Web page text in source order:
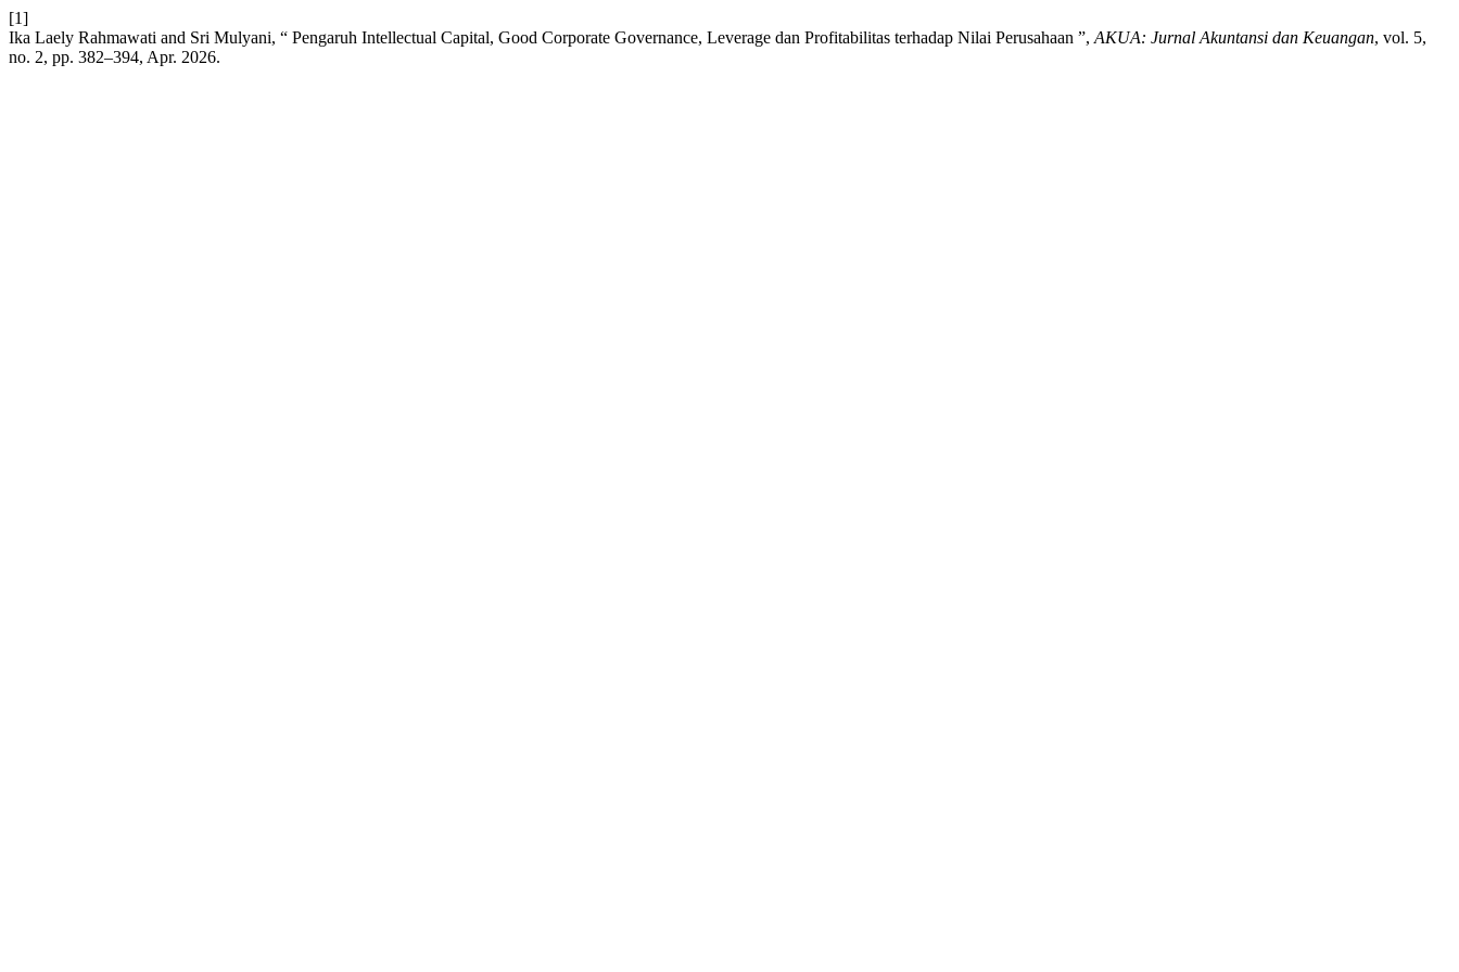
[1]
Ika Laely Rahmawati and Sri Mulyani, “ Pengaruh Intellectual Capital, Good Corporate Governance, Leverage dan Profitabilitas terhadap Nilai Perusahaan ”, AKUA: Jurnal Akuntansi dan Keuangan, vol. 5,
no. 2, pp. 382–394, Apr. 2026.